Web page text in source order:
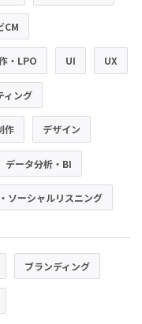
CM
・LPO UI UX
ィング
作 デザイン
データ分析・BI
ソーシャルリスニング
ブランディング